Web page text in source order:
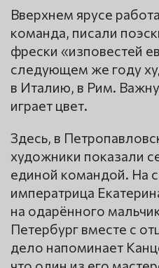
Вверхнем ярусе
команда, писали
фрески «изповестей
следующем же году
в Италию, в Рим.
играет цвет.
Здесь, в
художники показали
единой командой. На
императрица
на одарённого
Петербург вместе с
дело напоминает